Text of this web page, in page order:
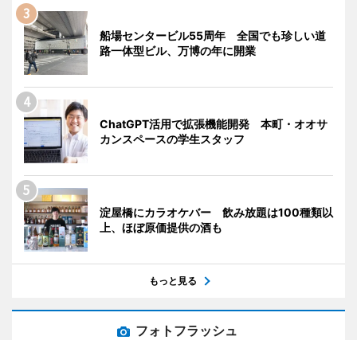
船場センタービル55周年 全国でも珍しい道
路一体型ビル、万博の年に開業
ChatGPT活用で拡張機能開発 本町・オオサ
カンスペースの学生スタッフ
淀屋橋にカラオケバー 飲み放題は100種類以
上、ほぼ原価提供の酒も
もっと見る
フォトフラッシュ